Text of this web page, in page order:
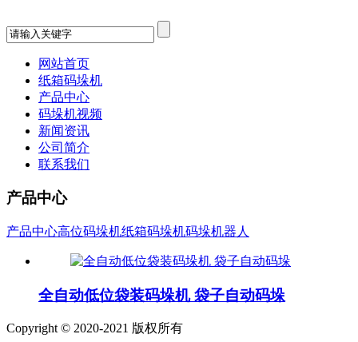
网站首页
纸箱码垛机
产品中心
码垛机视频
新闻资讯
公司简介
联系我们
产品中心
产品中心高位码垛机纸箱码垛机码垛机器人
全自动低位袋装码垛机 袋子自动码垛
Copyright © 2020-2021 版权所有